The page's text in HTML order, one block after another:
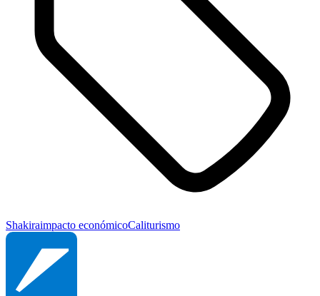
Shakiraimpacto económicoCaliturismo